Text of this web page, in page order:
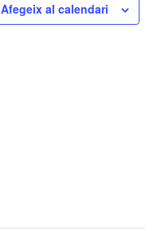
Afegeix al calendari